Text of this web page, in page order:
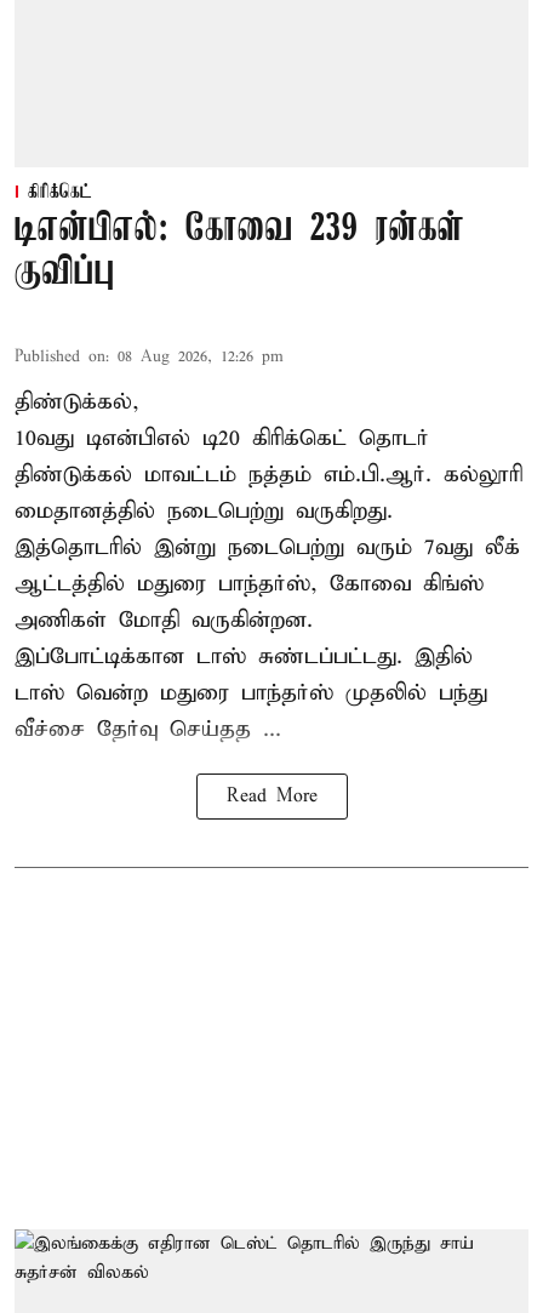
கிரிக்கெட்
டிஎன்பிஎல்: கோவை 239 ரன்கள்
குவிப்பு
Published on: 08 Aug 2026, 12:26 pm
திண்டுக்கல்,
10வது டிஎன்பிஎல் டி20 கிரிக்கெட் தொடர்
திண்டுக்கல் மாவட்டம் நத்தம் எம்.பி.ஆர். கல்லூரி
மைதானத்தில் நடைபெற்று வருகிறது.
இத்தொடரில் இன்று நடைபெற்று வரும் 7வது லீக்
ஆட்டத்தில் மதுரை பாந்தர்ஸ், கோவை கிங்ஸ்
அணிகள் மோதி வருகின்றன.
இப்போட்டிக்கான டாஸ் சுண்டப்பட்டது. இதில்
டாஸ் வென்ற மதுரை பாந்தர்ஸ் முதலில் பந்து
வீச்சை தேர்வு செய்தத ...
Read More